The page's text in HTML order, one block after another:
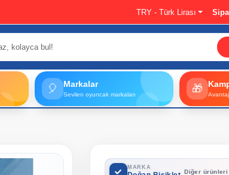
TRY - Türk Lirası
🎈 Markalar
Sevilen oyuncak markaları 🎁
MARKA
Diğer ürünleri